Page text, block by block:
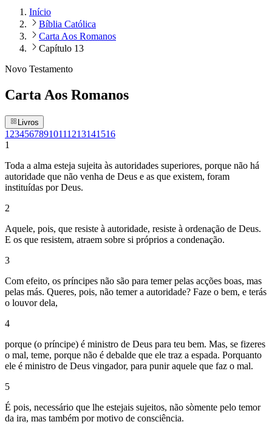
Início
Bíblia Católica
Carta Aos Romanos
Capítulo 13
Novo Testamento
Carta Aos Romanos
Livros
1 2345678910111213141516
1
Toda a alma esteja sujeita às autoridades superiores, porque não há
autoridade que não venha de Deus e as que existem, foram
instituídas por Deus.
2
Aquele, pois, que resiste à autoridade, resiste à ordenação de Deus.
E os que resistem, atraem sobre si próprios a condenação.
3
Com efeito, os príncipes não são para temer pelas acções boas, mas
pelas más. Queres, pois, não temer a autoridade? Faze o bem, e terás
o louvor dela,
4
porque (o príncipe) é ministro de Deus para teu bem. Mas, se fizeres
o mal, teme, porque não é debalde que ele traz a espada. Porquanto
ele é ministro de Deus vingador, para punir aquele que faz o mal.
5
É pois, necessário que lhe estejais sujeitos, não sòmente pelo temor
da ira, mas também por motivo de consciência.